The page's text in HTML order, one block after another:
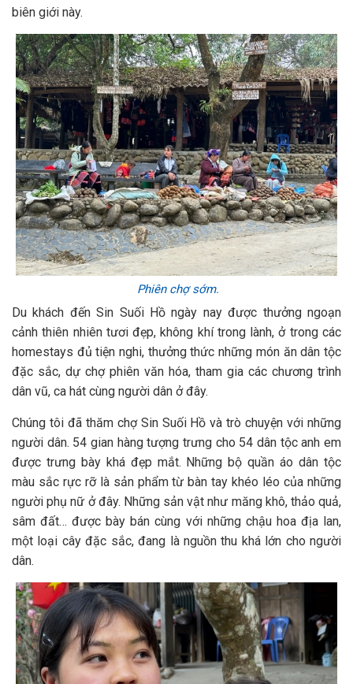
biên giới này.
Phiên chợ sớm.
Du khách đến Sin Suối Hồ ngày nay được thưởng ngoạn
cảnh thiên nhiên tươi đẹp, không khí trong lành, ở trong các
homestays đủ tiện nghi, thưởng thức những món ăn dân tộc
đặc sắc, dự chợ phiên văn hóa, tham gia các chương trình
dân vũ, ca hát cùng người dân ở đây.
Chúng tôi đã thăm chợ Sin Suối Hồ và trò chuyện với những
người dân. 54 gian hàng tượng trưng cho 54 dân tộc anh em
được trưng bày khá đẹp mắt. Những bộ quần áo dân tộc
màu sắc rực rỡ là sản phẩm từ bàn tay khéo léo của những
người phụ nữ ở đây. Những sản vật như măng khô, thảo quả,
sâm đất… được bày bán cùng với những chậu hoa địa lan,
một loại cây đặc sắc, đang là nguồn thu khá lớn cho người
dân.